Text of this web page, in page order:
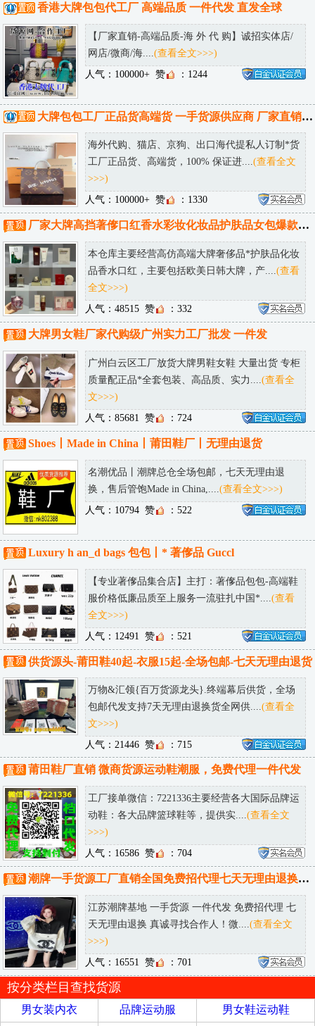
香港大牌包包代工厂 高端品质 一件代发 直发全球
【厂家直销-高端品质-海 外 代 购】诚招实体店/
网店/微商/海.... (查看全文>>>)
人气：100000+ 赞 ：1244
大牌包包工厂正品货高端货 一手货源供应商 厂家直销 可邮全球！
海外代购、猫店、京狗、出口海代提私人订制*货
工厂正品货、高端货，100% 保证进....(查看全文
>>>)
人气：100000+ 赞 ：1330
厂家大牌高挡著偧口红香水彩妆化妆品护肤品女包爆款仓库一件代发
本仓库主要经营高仿高端大牌奢侈品*护肤品化妆
品香水口红，主要包括欧美日韩大牌，产....(查看
全文>>>)
人气：48515 赞 ：332
大牌男女鞋厂家代购级广州实力工厂批发 一件发
广州白云区工厂放货大牌男鞋女鞋 大量出货 专柜
质量配正品*全套包装、高品质、实力....(查看全
文>>>)
人气：85681 赞 ：724
Shoes丨Made in China丨莆田鞋厂丨无理由退货
名潮优品丨潮牌总仓全场包邮，七天无理由退
换，售后管饱Made in China,.... (查看全文>>>)
人气：10794 赞 ：522
Luxury h an_d bags 包包丨* 著偧品 Guccl
【专业著偧品集合店】主打：著偧品包包-高端鞋
服价格低廉品质至上服务一流驻扎中国*.... (查看
全文>>>)
人气：12491 赞 ：521
供货源头-莆田鞋40起-衣服15起-全场包邮-七天无理由退货
万物&汇领{百万货源龙头}.终端幕后供货，全场
包邮代发支持7天无理由退换货全网供....(查看全
文>>>)
人气：21446 赞 ：715
莆田鞋厂直销 微商货源运动鞋潮服，免费代理一件代发
工厂接单微信：7221336主要经营各大国际品牌运
动鞋：各大品牌篮球鞋等，提供实....(查看全文
>>>)
人气：16586 赞 ：704
潮牌一手货源工厂直销全国免费招代理七天无理由退换诚接批发淘宝供货
江苏潮牌基地 一手货源 一件代发 免费招代理 七
天无理由退换 真诚寻找合作人！微....(查看全文
>>>)
人气：16551 赞 ：701
按分类栏目查找货源
男女装内衣 品牌运动服 男女鞋运动鞋